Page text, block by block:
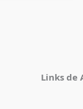
Links de